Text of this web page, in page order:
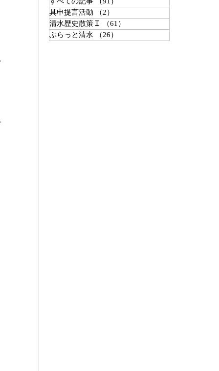
具申提言活動
（2）
清水歴史散策Ｉ
（61）
ぶらっと清水
（26）